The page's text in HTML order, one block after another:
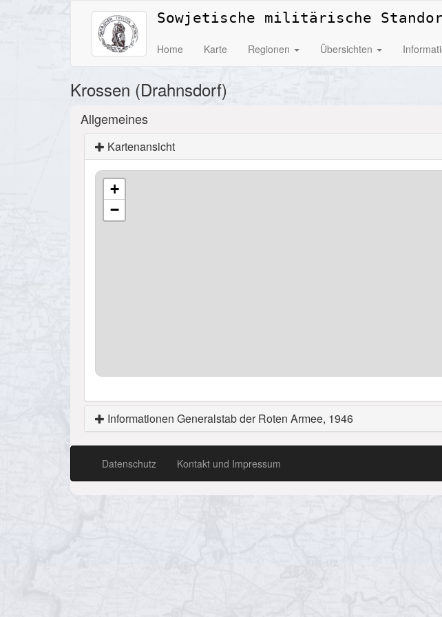
Sowjetische militärische
Home Karte Regionen Übersichten
Krossen (Drahnsdorf)
Allgemeines
Kartenansicht
+
−
Informationen Generalstab der Roten Armee, 1946
Datenschutz Kontakt und Impressum